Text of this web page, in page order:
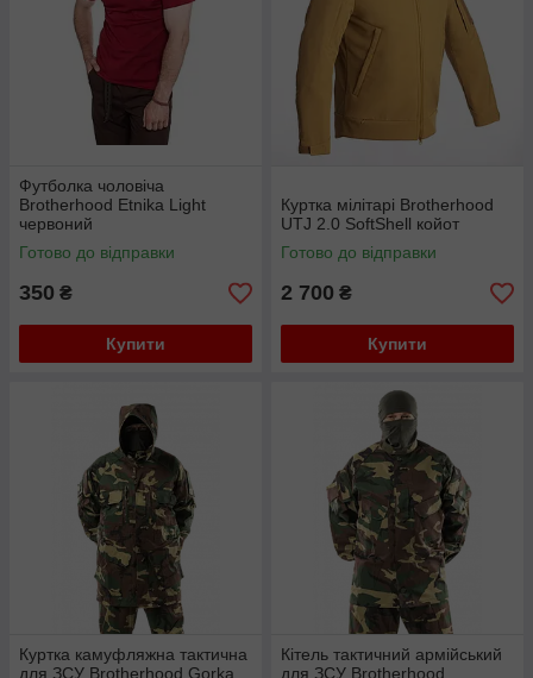
Футболка чоловіча
Brotherhood Etnika Light
червоний
Готово до відправки
350 ₴
Купити
Куртка мілітарі Brotherhood
UTJ 2.0 SoftShell койот
Готово до відправки
2 700 ₴
Купити
Куртка камуфляжна тактична
для ЗСУ Brotherhood Gorka
Кітель тактичний армійський
для ЗСУ Brotherhood